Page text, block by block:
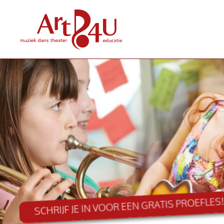
SCHRIJF JE IN VOOR EEN GRATIS PROEFLES!